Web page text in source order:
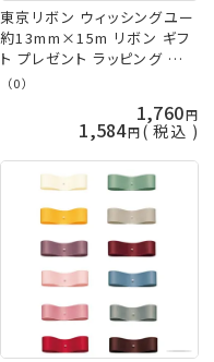
東京リボン ウィッシングユー
約13mm×15m リボン ギフ
ト プレゼント ラッピング 手
芸の山久
（0）
1,760
1,584 税込